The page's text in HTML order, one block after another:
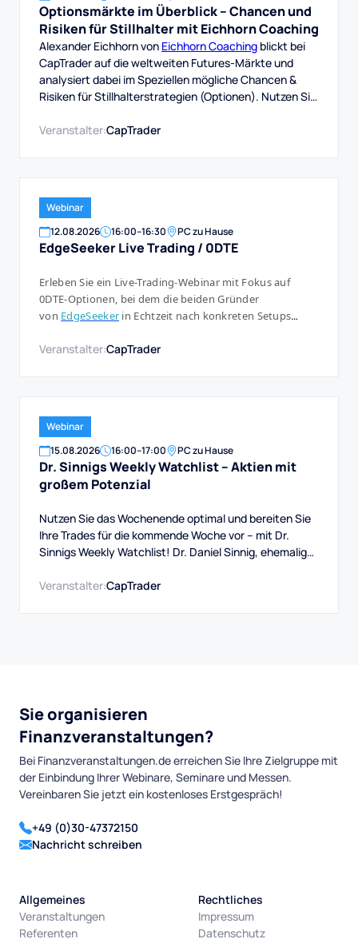
Optionsmärkte im Überblick – Chancen und
Risiken für Stillhalter mit Eichhorn Coaching
Alexander Eichhorn von Eichhorn Coaching blickt bei
CapTrader auf die weltweiten Futures-Märkte und
analysiert dabei im Speziellen mögliche Chancen &
Risiken für Stillhalterstrategien (Optionen). Nutzen Sie
Optionshändler über die Schulter, wie er die aktuelle
Erfolg beim Trading bei CapTrader!
Veranstalter:CapTrader
Webinar
12.08.2026 16:00–16:30 PC zu Hause
EdgeSeeker Live Trading / 0DTE
Erleben Sie ein Live-Trading-Webinar mit Fokus auf
0DTE-Optionen, bei dem die beiden Gründer
von EdgeSeeker in Echtzeit nach konkreten Setups
auch direkt umsetzen.
Veranstalter:CapTrader
Webinar
15.08.2026 16:00–17:00 PC zu Hause
Dr. Sinnigs Weekly Watchlist – Aktien mit
großem Potenzial
Nutzen Sie das Wochenende optimal und bereiten Sie
Ihre Trades für die kommende Woche vor – mit Dr.
Sinnigs Weekly Watchlist! Dr. Daniel Sinnig, ehemaliger
Software, präsentiert Ihnen die Aktien mit großem
Veranstalter:CapTrader
Sie organisieren
Finanzveranstaltungen?
Bei Finanzveranstaltungen.de erreichen Sie Ihre Zielgruppe mit
der Einbindung Ihrer Webinare, Seminare und Messen.
Vereinbaren Sie jetzt ein kostenloses Erstgespräch!
+49 (0)30-47372150
Nachricht schreiben
Allgemeines
Veranstaltungen
Referenten
Rechtliches
Impressum
Datenschutz